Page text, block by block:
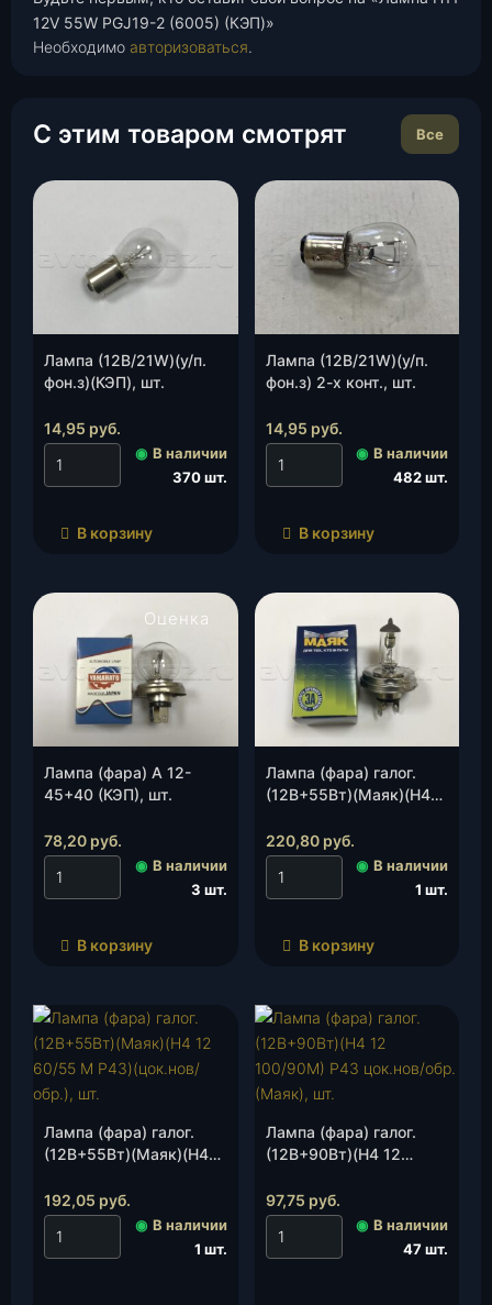
12V 55W PGJ19-2 (6005) (КЭП)»
Необходимо авторизоваться.
С этим товаром смотрят Все
Лампа (12В/21W)(у/п.
фон.з)(КЭП), шт.
14,95 руб.
◉ В наличии
370 шт.
В корзину
Лампа (12В/21W)(у/п.
фон.з) 2-х конт., шт.
14,95 руб.
◉ В наличии
482 шт.
В корзину
Лампа (фара) А 12-
45+40 (КЭП), шт.
Оценка
78,20 руб.
◉ В наличии
3 шт.
В корзину
Лампа (фара) галог.
(12В+55Вт)(Маяк)(Н4
(цок.ст/обр.), шт.
220,80 руб.
◉ В наличии
1 шт.
В корзину
Лампа (фара) галог.
(12В+55Вт)(Маяк)(Н4
(цок.нов/обр.), шт.
192,05 руб.
◉ В наличии
1 шт.
Лампа (фара) галог.
(12В+90Вт)(Н4 12
обр.(Маяк), шт.
97,75 руб.
◉ В наличии
47 шт.